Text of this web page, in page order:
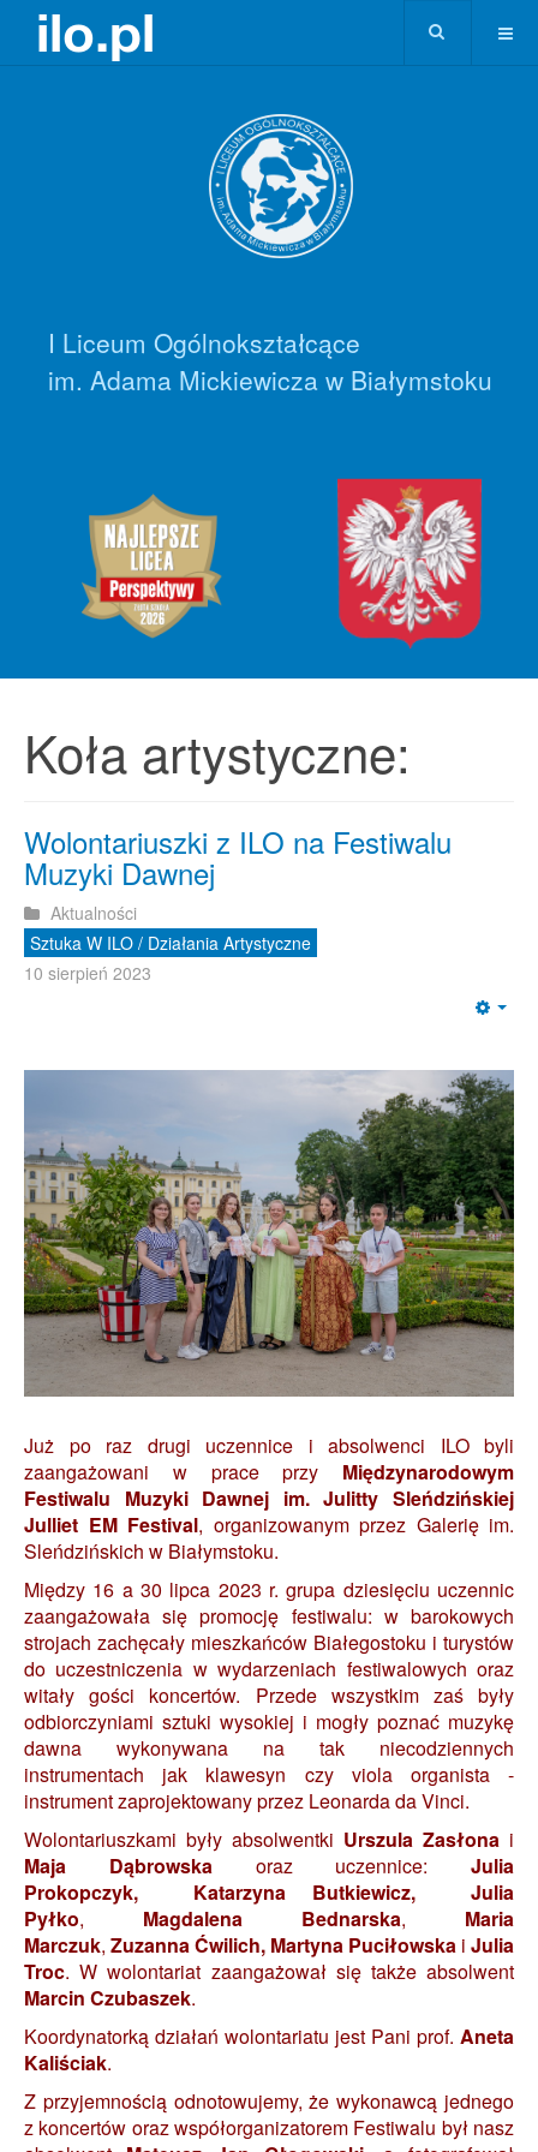
I Liceum Ogólnokształcące
im. Adama Mickiewicza w Białymstoku
Koła artystyczne:
Wolontariuszki z ILO na Festiwalu
Muzyki Dawnej
Aktualności
Sztuka W ILO / Działania Artystyczne
10 sierpień 2023
Już po raz drugi uczennice i absolwenci ILO byli
zaangażowani w prace przy Międzynarodowym
Festiwalu Muzyki Dawnej im. Julitty Sleńdzińskiej
Julliet EM Festival, organizowanym przez Galerię im.
Sleńdzińskich w Białymstoku.
Między 16 a 30 lipca 2023 r. grupa dziesięciu uczennic
zaangażowała się promocję festiwalu: w barokowych
strojach zachęcały mieszkańców Białegostoku i turystów
do uczestniczenia w wydarzeniach festiwalowych oraz
witały gości koncertów. Przede wszystkim zaś były
odbiorczyniami sztuki wysokiej i mogły poznać muzykę
dawna wykonywana na tak niecodziennych
instrumentach jak klawesyn czy viola organista -
instrument zaprojektowany przez Leonarda da Vinci.
Wolontariuszkami były absolwentki Urszula Zasłona i
Maja Dąbrowskaoraz uczennice: Julia
Prokopczyk,
Katarzyna Butkiewicz,
Julia
Pyłko, Magdalena Bednarska, Maria
Marczuk, Zuzanna Ćwilich, Martyna Puciłowska i Julia
Troc. W wolontariat zaangażował się także absolwent
Marcin Czubaszek.
Koordynatorką działań wolontariatu jest Pani prof. Aneta
Kaliściak.
Z przyjemnością odnotowujemy, że wykonawcą jednego
z koncertów oraz współorganizatorem Festiwalu był nasz